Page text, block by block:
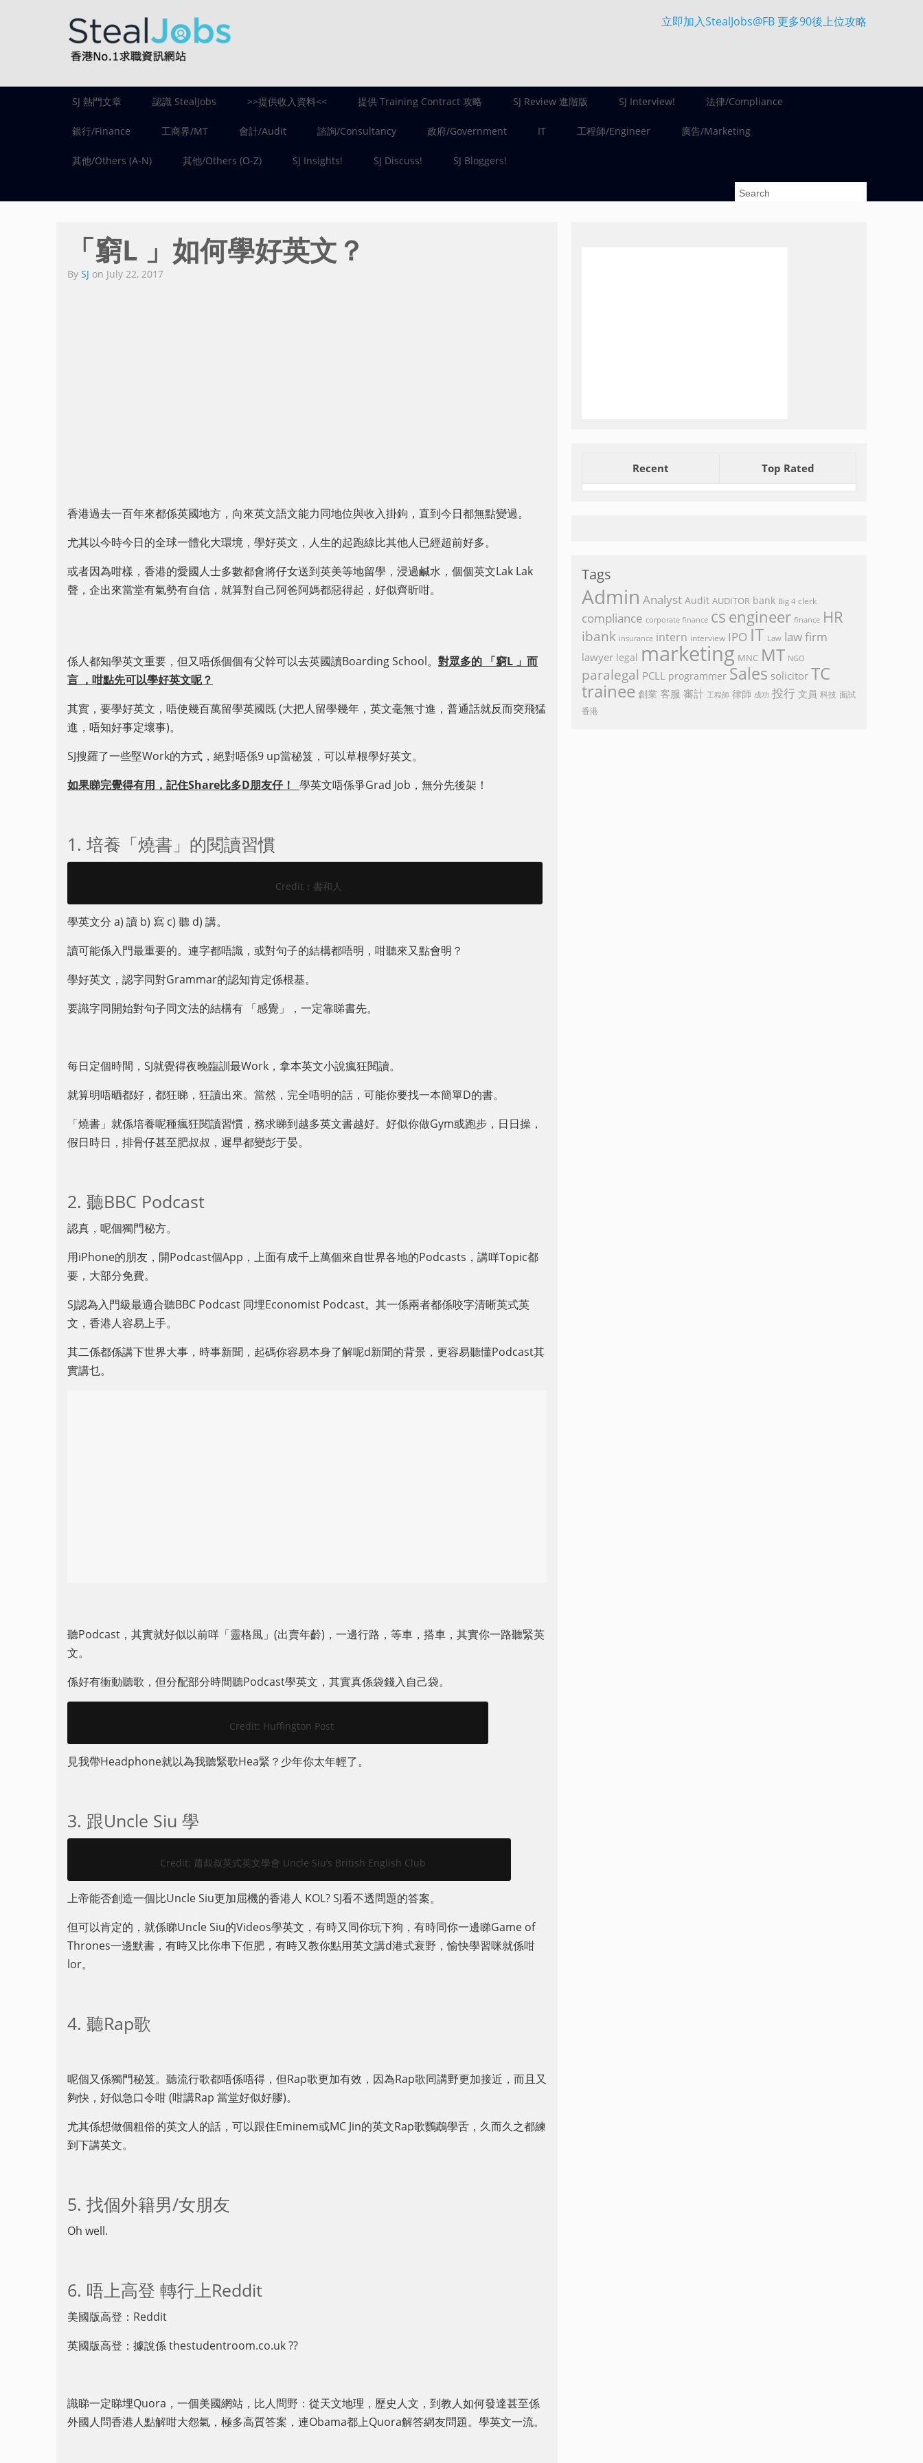
立即加入StealJobs@FB 更多90後上位攻略
SJ 熱門文章 認識 StealJobs >>提供收入資料<< 提供 Training Contract 攻略 SJ Review 進階版 SJ Interview! 法律/Compliance
銀行/Finance 工商界/MT 會計/Audit 諮詢/Consultancy 政府/Government IT 工程師/Engineer 廣告/Marketing
其他/Others (A-N) 其他/Others (O-Z) SJ Insights! SJ Discuss! SJ Bloggers!
「窮L 」如何學好英文？
By SJ on July 22, 2017
香港過去一百年來都係英國地方，向來英文語文能力同地位與收入掛鉤，直到今日都無點變過。
尤其以今時今日的全球一體化大環境，學好英文，人生的起跑線比其他人已經超前好多。
或者因為咁樣，香港的愛國人士多數都會將仔女送到英美等地留學，浸過鹹水，個個英文Lak Lak
聲，企出來當堂有氣勢有自信，就算對自己阿爸阿媽都惡得起，好似齊昕咁。
係人都知學英文重要，但又唔係個個有父幹可以去英國讀Boarding School。 對眾多的 「窮L 」而
言 ，咁點先可以學好英文呢？
其實，要學好英文，唔使幾百萬留學英國既 (大把人留學幾年，英文毫無寸進，普通話就反而突飛猛
進，唔知好事定壞事)。
SJ搜羅了一些堅Work的方式，絕對唔係9 up當秘笈，可以草根學好英文。
如果睇完覺得有用，記住Share比多D朋友仔！ 學英文唔係爭Grad Job，無分先後架！
1. 培養「燒書」的閱讀習慣
Credit：書和人
學英文分 a) 讀 b) 寫 c) 聽 d) 講。
讀可能係入門最重要的。連字都唔識，或對句子的結構都唔明，咁聽來又點會明？
學好英文，認字同對Grammar的認知肯定係根基。
要識字同開始對句子同文法的結構有 「感覺」，一定靠睇書先。
每日定個時間，SJ就覺得夜晚臨訓最Work，拿本英文小說瘋狂閱讀。
就算明唔晒都好，都狂睇，狂讀出來。當然，完全唔明的話，可能你要找一本簡單D的書。
「燒書」就係培養呢種瘋狂閱讀習慣，務求睇到越多英文書越好。好似你做Gym或跑步，日日操，
假日時日，排骨仔甚至肥叔叔，遲早都變彭于晏。
2. 聽BBC Podcast
認真，呢個獨門秘方。
用iPhone的朋友，開Podcast個App，上面有成千上萬個來自世界各地的Podcasts，講咩Topic都
要，大部分免費。
SJ認為入門級最適合聽BBC Podcast 同埋Economist Podcast。其一係兩者都係咬字清晰英式英
文，香港人容易上手。
其二係都係講下世界大事，時事新聞，起碼你容易本身了解呢d新聞的背景，更容易聽懂Podcast其
實講乜。
聽Podcast，其實就好似以前咩「靈格風」(出賣年齡)，一邊行路，等車，搭車，其實你一路聽緊英
文。
係好有衝動聽歌，但分配部分時間聽Podcast學英文，其實真係袋錢入自己袋。
Credit: Huffington Post
見我帶Headphone就以為我聽緊歌Hea緊？少年你太年輕了。
3. 跟Uncle Siu 學
Credit: 蕭叔叔英式英文學會 Uncle Siu’s British English Club
上帝能否創造一個比Uncle Siu更加屈機的香港人 KOL? SJ看不透問題的答案。
但可以肯定的，就係睇Uncle Siu的Videos學英文，有時又同你玩下狗，有時同你一邊睇Game of
Thrones一邊默書，有時又比你串下佢肥，有時又教你點用英文講d港式衰野，愉快學習咪就係咁
lor。
4. 聽Rap歌
呢個又係獨門秘笈。聽流行歌都唔係唔得，但Rap歌更加有效，因為Rap歌同講野更加接近，而且又
夠快，好似急口令咁 (咁講Rap 當堂好似好膠)。
尤其係想做個粗俗的英文人的話，可以跟住Eminem或MC Jin的英文Rap歌鸚鵡學舌，久而久之都練
到下講英文。
5. 找個外籍男/女朋友
Oh well.
6. 唔上高登 轉行上Reddit
美國版高登：Reddit
英國版高登：據說係 thestudentroom.co.uk ??
識睇一定睇埋Quora，一個美國網站，比人問野：從天文地理，歷史人文，到教人如何發達甚至係
外國人問香港人點解咁大怨氣，極多高質答案，連Obama都上Quora解答網友問題。學英文一流。
Recent Top Rated
Tags
Admin Analyst Audit AUDITOR bank Big 4 clerk
compliance corporate finance cs engineer finance HR
ibank insurance intern interview IPO IT Law law firm
lawyer legal marketing MNC MT NGO
paralegal PCLL programmer Sales solicitor TC
trainee 創業 客服 審計 工程師 律師 成功 投行 文員 科技 面試
香港